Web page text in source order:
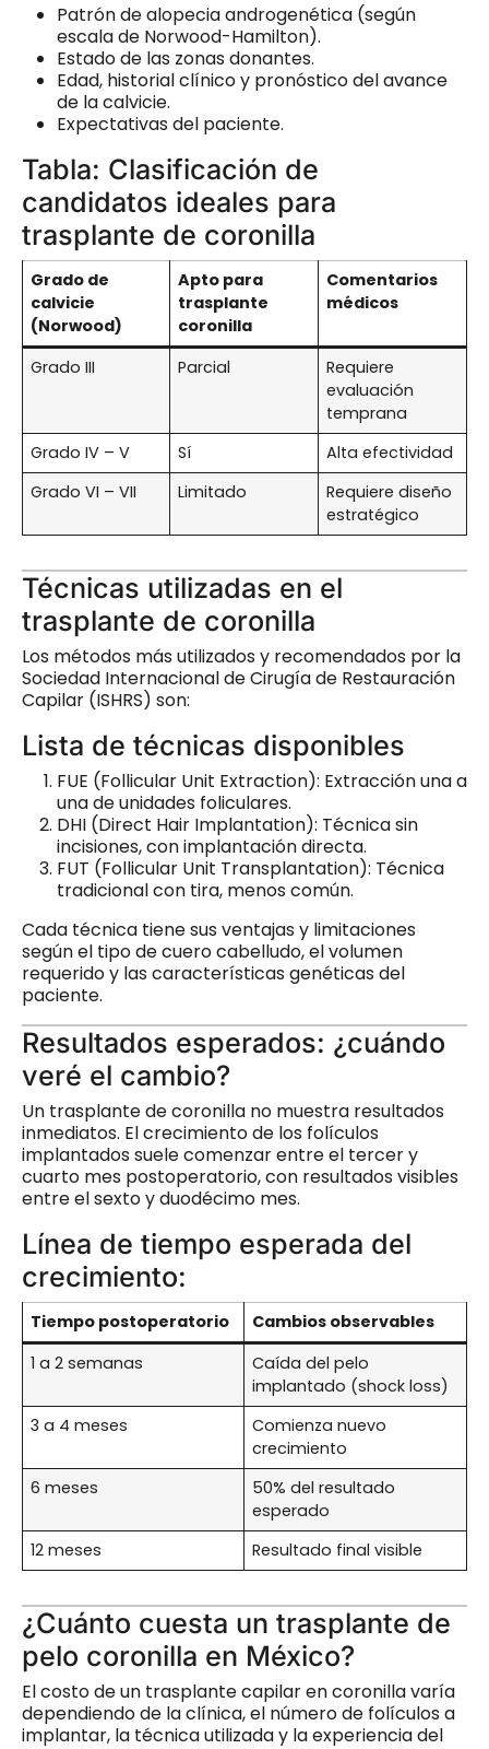
Patrón de alopecia androgenética (según
escala de Norwood-Hamilton).
Estado de las zonas donantes.
Edad, historial clínico y pronóstico del avance
de la calvicie.
Expectativas del paciente.
Tabla: Clasificación de
candidatos ideales para
trasplante de coronilla
Grado de
calvicie
(Norwood)
Apto para
trasplante
coronilla
Comentarios
médicos
Grado III Parcial
Requiere
evaluación
temprana
Grado IV – V
Sí
Alta efectividad
Grado VI – VII
Limitado
Requiere diseño
estratégico
Técnicas utilizadas en el
trasplante de coronilla
Los métodos más utilizados y recomendados por la
Sociedad Internacional de Cirugía de Restauración
Capilar (ISHRS) son:
Lista de técnicas disponibles
FUE (Follicular Unit Extraction): Extracción una a
una de unidades foliculares.
DHI (Direct Hair Implantation): Técnica sin
incisiones, con implantación directa.
FUT (Follicular Unit Transplantation): Técnica
tradicional con tira, menos común.
Cada técnica tiene sus ventajas y limitaciones
según el tipo de cuero cabelludo, el volumen
requerido y las características genéticas del
paciente.
Resultados esperados: ¿cuándo
veré el cambio?
Un trasplante de coronilla no muestra resultados
inmediatos. El crecimiento de los folículos
implantados suele comenzar entre el tercer y
cuarto mes postoperatorio, con resultados visibles
entre el sexto y duodécimo mes.
Línea de tiempo esperada del
crecimiento:
Tiempo postoperatorio
Cambios observables
1 a 2 semanas
Caída del pelo
implantado (shock loss)
3 a 4 meses
Comienza nuevo
crecimiento
6 meses
50% del resultado
esperado
12 meses
Resultado final visible
¿Cuánto cuesta un trasplante de
pelo coronilla en México?
El costo de un trasplante capilar en coronilla varía
dependiendo de la clínica, el número de folículos a
implantar, la técnica utilizada y la experiencia del